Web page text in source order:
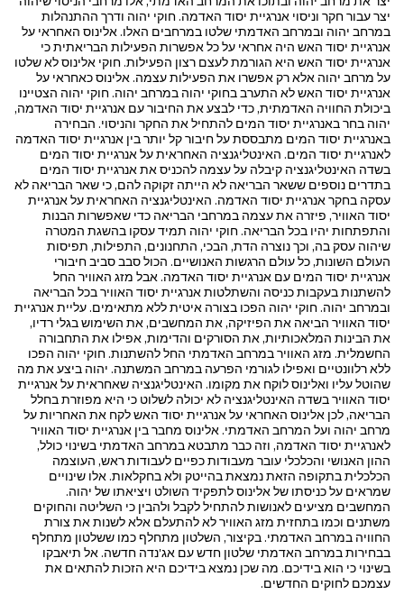
יצר עבור חקר וניסוי אנרגיית יסוד האדמה. חוקי יהוה ודרך ההתנהלות
במרחב יהוה ובמרחב האדמתי שלטו במרחבים האלו. אלינוס האחראי על
אנרגיית יסוד האש היה אחראי על כל אפשרות הפעילות הבריאתית כי
אנרגיית יסוד האש היא הגורמת לעצם רצון הפעילות. חוקי אלינוס לא שלטו
על מרחב יהוה אלא רק אפשרו את הפעילות עצמה. אלינוס כאחראי על
אנרגיית יסוד האש לא התערב בחוקי יהוה במרחב יהוה. חוקי יהוה הצטיינו
ביכולת החוויה האדמתית, כדי לבצע את החיבור עם אנרגיית יסוד האדמה,
יהוה בחר באנרגיית יסוד המים להתחיל את החקר והניסוי. הבחירה
באנרגיית יסוד המים מתבססת על חיבור קל יותר בין אנרגיית יסוד האדמה
לאנרגיית יסוד המים. האינטליגנציה האחראית על אנרגיית יסוד המים
בשדה האינטליגנציה קיבלה על עצמה להכניס את אנרגיית יסוד המים
בתדרים נוספים ששאר הבריאה לא הייתה זקוקה להם, כי שאר הבריאה לא
עסקה בחקר אנרגיית יסוד האדמה. האינטליגנציה האחראית על אנרגיית
יסוד האוויר, פיזרה את עצמה במרחבי הבריאה כדי שאפשרות הבנות
והתפתחות יהיו בכל הבריאה. חוקי יהוה תמיד עסקו בהשגת המטרה
שיהוה עסק בה, וכך נוצרה הדת, הבכי, התחנונים, התפילות, תפיסות
העולם השונות, כל עולם הרגשות האנושיים. הכול סבב סביב חיבורי
אנרגיית יסוד המים עם אנרגיית יסוד האדמה. אבל מזג האוויר החל
להשתנות בעקבות כניסה והשתלטות אנרגיית יסוד האוויר בכל הבריאה
ובמרחב יהוה. חוקי יהוה הפכו בצורה איטית ללא מתאימים. עליית אנרגיית
יסוד האוויר הביאה את הפיזיקה, את המחשבים, את השימוש בגלי רדיו,
את הבינות המלאכותיות, את הסורקים והדימות, אפילו את התחבורה
החשמלית. מזג האוויר במרחב האדמתי החל להשתנות. חוקי יהוה הפכו
ללא רלוונטיים ואפילו לגורמי הפרעה במרחב המשתנה. יהוה ביצע את מה
שהוטל עליו ואלינוס לוקח את מקומו. האינטליגנציה שאחראית על אנרגיית
יסוד האוויר בשדה האינטליגנציה לא יכולה לשלוט כי היא מפוזרת בחלל
הבריאה, לכן אלינוס האחראי על אנרגיית יסוד האש לקח את האחריות על
מרחב יהוה ועל המרחב האדמתי. אלינוס מחבר בין אנרגיית יסוד האוויר
לאנרגיית יסוד האדמה, וזה כבר מתבטא במרחב האדמתי בשינוי כולל,
ההון האנושי והכלכלי עובר מעבודות כפיים לעבודות ראש, העוצמה
הכלכלית בתקופה הזאת נמצאת בהייטק ולא בחקלאות. אלו שינויים
שמראים על כניסתו של אלינוס לתפקיד השולט ויציאתו של יהוה.
המחשבים מציעים לאנושות להתחיל לקבל ולהבין כי השליטה והחוקים
משתנים וכמו בתחזית מזג האוויר לא להתעלם אלא לשנות את צורת
החוויה במרחב האדמתי. בקיצור, השלטון מתחלף כמו ששלטון מתחלף
בבחירות במרחב האדמתי שלטון חדש עם אג'נדה חדשה. אל תיאבקו
בשינוי כי הוא בידיכם. מה שכן נמצא בידיכם היא הזכות להתאים את
עצמכם לחוקים החדשים.